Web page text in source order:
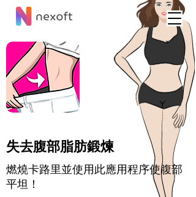
失去腹部脂肪鍛煉
燃燒卡路里並使用此應用程序使腹部
平坦！